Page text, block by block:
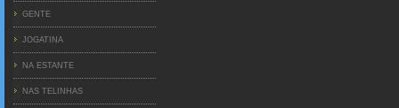
GENTE
JOGATINA
NA ESTANTE
NAS TELINHAS